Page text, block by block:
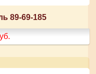
89-69-185